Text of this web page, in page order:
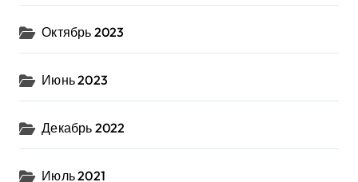
Октябрь 2023
Июнь 2023
Декабрь 2022
Июль 2021